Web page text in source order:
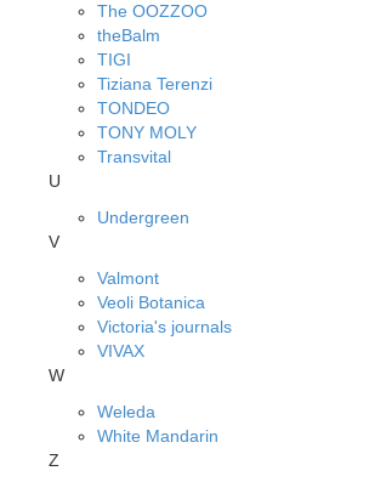
The OOZZOO
theBalm
TIGI
Tiziana Terenzi
TONDEO
TONY MOLY
Transvital
U
Undergreen
V
Valmont
Veoli Botanica
Victoria's journals
VIVAX
W
Weleda
White Mandarin
Z